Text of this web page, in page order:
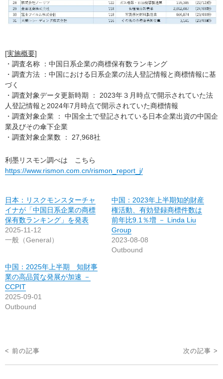
[実施概要]
・調査名称 ：中国日系企業の商標保有数ランキング
・調査方法 ：中国における日系企業の法人登記情報と商標情報に基
づく
・調査対象データ更新時期 ： 2023年３月時点で開示されていた法
人登記情報と2024年7月時点で開示されていた商標情報
・調査対象企業 ： 中国全土で登記されている日本企業出資の中国企
業及びその傘下企業
・調査対象企業数 ： 27,968社
利墨リスモン調べは こちら
https://www.rismon.com.cn/rismon_report_j/
日本：リスクモンスターチャ
イナが「中国日系企業の商標
保有数ランキング」を発表
2025-11-12
一般（General）
中国：2023年上半期知的財産
権活動、有効登録商標件数は
前年比9.1％増 － Linda Liu
Group
2023-08-08
Outbound
中国：2025年上半期 知財事
業の高品質な発展が加速 －
CCPIT
2025-09-01
Outbound
投
稿
< 前の記事 次の記事 >